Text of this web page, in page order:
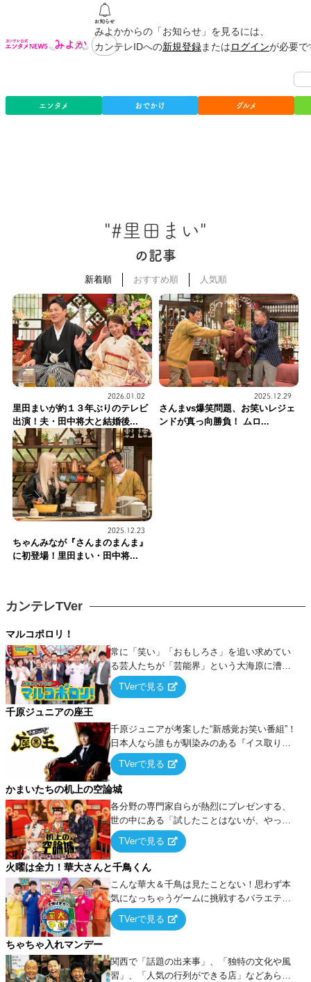
みよかからの「お知らせ」を見るには、
カンテレIDへの新規登録またはログインが必要
エンタメ おでかけ グルメ
"#里田まい"
の記事
新着順 おすすめ順 人気順
2026.01.02
里田まいが約１３年ぶりのテレビ
出演！夫・田中将大と結婚後...
2025.12.29
さんまvs爆笑問題、お笑いレジェ
ンドが真っ向勝負！ ムロ...
2025.12.23
ちゃんみなが『さんまのまんま』
に初登場！里田まい・田中将...
カンテレTVer
マルコポロリ！
常に「笑い」「おもしろさ」を追い求めてい
る芸人たちが「芸能界」という大海原に漕ぎ
出でて、新たなオモシロ人間を発掘する！
TVerで見る
千原ジュニアの座王
千原ジュニアが考案した“新感覚お笑い番組”！
日本人なら誰もが馴染みのある『イス取りゲ
ーム』をベースに、大喜利・ギャグ・モノボ
ケ・歌…など様々なお題で芸人がショートネ
タを競い合う！
TVerで見る
かまいたちの机上の空論城
各分野の専門家自らが熱烈にプレゼンする、
世の中にある「試したことはないが、やって
みたらこうなる！…ハズ」という“机上の空
論”に若手芸人らがカラダを張って挑む！
TVerで見る
火曜は全力！華大さんと千鳥くん
こんな華大＆千鳥は見たことない！思わず本
気になっちゃうゲームに挑戦するバラエティ
ー！
TVerで見る
ちゃちゃ入れマンデー
関西で「話題の出来事」、「独特の文化や風
習」、「人気の行列ができる店」などあらゆ